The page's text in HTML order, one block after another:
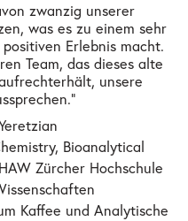
zwanzig unserer
was es zu einem sehr
Erlebnis macht.
Team, das dieses alte
unsere
Bioanalytical
Zürcher Hochschule
Kaffee und Analytische